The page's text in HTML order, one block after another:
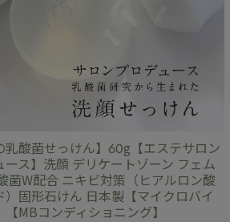
乳酸菌せっけん】60g【エステサロン
ース】洗顔 デリケートゾーン フェム
菌W配合 ニキビ対策（ヒアルロン酸
）固形石けん 日本製【マイクロバイ
MBコンディショニング】